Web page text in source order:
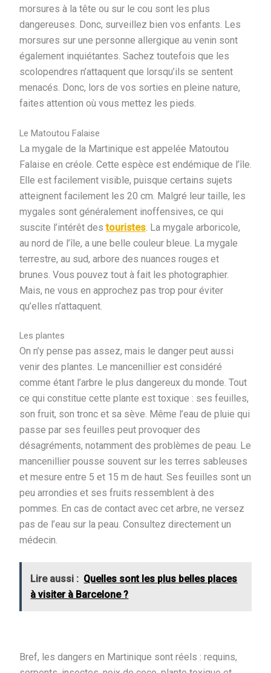
morsures à la tête ou sur le cou sont les plus
dangereuses. Donc, surveillez bien vos enfants. Les
morsures sur une personne allergique au venin sont
également inquiétantes. Sachez toutefois que les
scolopendres n’attaquent que lorsqu’ils se sentent
menacés. Donc, lors de vos sorties en pleine nature,
faites attention où vous mettez les pieds.
Le Matoutou Falaise
La mygale de la Martinique est appelée Matoutou
Falaise en créole. Cette espèce est endémique de l’île.
Elle est facilement visible, puisque certains sujets
atteignent facilement les 20 cm. Malgré leur taille, les
mygales sont généralement inoffensives, ce qui
suscite l’intérêt destouristes. La mygale arboricole,
au nord de l’île, a une belle couleur bleue. La mygale
terrestre, au sud, arbore des nuances rouges et
brunes. Vous pouvez tout à fait les photographier.
Mais, ne vous en approchez pas trop pour éviter
qu’elles n’attaquent.
Les plantes
On n’y pense pas assez, mais le danger peut aussi
venir des plantes. Le mancenillier est considéré
comme étant l’arbre le plus dangereux du monde. Tout
ce qui constitue cette plante est toxique : ses feuilles,
son fruit, son tronc et sa sève. Même l’eau de pluie qui
passe par ses feuilles peut provoquer des
désagréments, notamment des problèmes de peau. Le
mancenillier pousse souvent sur les terres sableuses
et mesure entre 5 et 15 m de haut. Ses feuilles sont un
peu arrondies et ses fruits ressemblent à des
pommes. En cas de contact avec cet arbre, ne versez
pas de l’eau sur la peau. Consultez directement un
médecin.
Lire aussi : Quelles sont les plus belles places
à visiter à Barcelone ?
Bref, les dangers en Martinique sont réels : requins,